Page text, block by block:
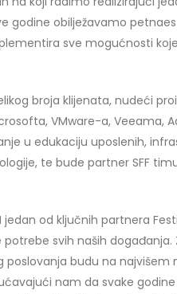
godine obilježavamo
sve mogućnosti
broja klijenata, nudeći
VMware-a, Veeama,
u edukaciju uposlenih,
te bude partner SFF
od ključnih partnera
svih naših događanja.
budu na
nam da svake